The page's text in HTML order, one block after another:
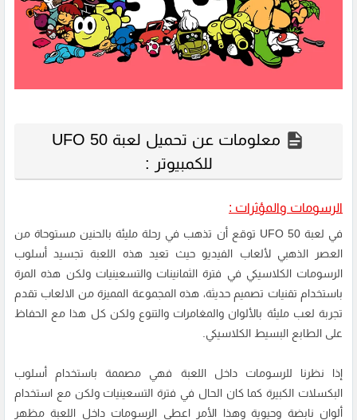
معلومات عن تحميل لعبة UFO 50
للكمبيوتر :
الرسومات والمؤثرات :
في لعبة UFO 50 توقع أن تذهب في رحلة مليئة بالحنين مستوحاة من
العصر الذهبي لألعاب الفيديو حيث تعيد هذه اللعبة تجسيد أسلوب
الرسومات الكلاسيكي في فترة الثمانينات والتسعينيات ولكن هذه المرة
باستخدام تقنيات تصميم حديثة، هذه المجموعة المميزة من الالعاب تقدم
تجربة لعب مليئة بالألوان والمغامرات والتنوع ولكن كل هذا مع الحفاظ
على الطابع البسيط الكلاسيكي.
إذا نظرنا للرسومات داخل اللعبة فهي مصممة باستخدام أسلوب
البكسلات الكبيرة كما كان الحال في فترة التسعينيات ولكن مع استخدام
ألوان نابضة وحيوية وهذا الأمر اعطى الرسومات داخل اللعبة مظهر